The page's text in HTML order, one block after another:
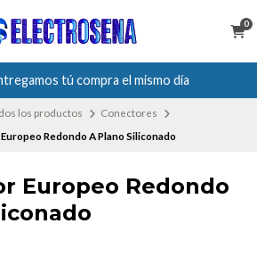
0
tú compra el mismo día
los productos
Conectores
Redondo A Plano Siliconado
Europeo Redondo